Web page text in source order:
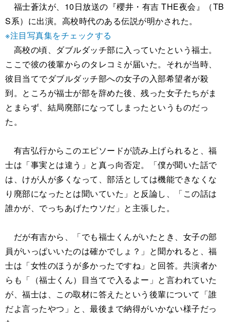
福士蒼汰が、10日放送の『櫻井・有吉 THE夜会』（TB
S系）に出演。高校時代のある伝説が明かされた。
※注目写真集をチェックする
高校の頃、ダブルダッチ部に入っていたという福士。
ここで彼の後輩からのタレコミが届いた。それが当時、
彼目当てでダブルダッチ部への女子の入部希望者が殺
到。ところが福士が部を辞めた後、残った女子たちがま
とまらず、結局廃部になってしまったというものだっ
た。
有吉弘行からこのエピソードが読み上げられると、福
士は「事実とは違う」と真っ向否定。「僕が聞いた話で
は、けが人が多くなって、部活としては機能できなくな
り廃部になったとは聞いていた」と反論し、「この話は
誰かが、でっちあげたウソだ」と主張した。
だが有吉から、「でも福士くんがいたとき、女子の部
員がいっぱいいたのは確かでしょ？」と聞かれると、福
士は「女性のほうが多かったですね」と回答。共演者か
らも「（福士くん）目当てで入るよー」と言われていた
が、福士は、この取材に答えたという後輩について「誰
だよ言ったやつ」と、最後まで納得がいかない様子だっ